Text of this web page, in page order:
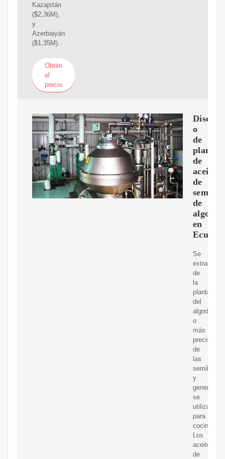
Kazajstán
($2,36M),
y
Azerbaiyán
($1,35M).
Obtén
el
precio
Dise?
o
de
planta
de
aceite
de
semilla
de
algodón
en
Se
extrae
de
la
planta
del
algodón,
o
más
de
las
semillas,
y
se
utiliza
para
cocinar.
Los
aceites
de